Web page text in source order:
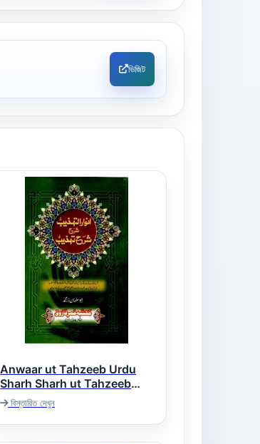
ভিজিট
Anwaar ut Tahzeeb Urdu
Sharh Sharh ut Tahzeeb
انوار التھذیب اردو شرح شرح
تھذیب
বিস্তারিত দেখুন